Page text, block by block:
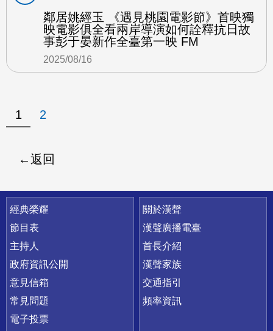
鄰居姚經玉 《遇見桃園電影節》首映獨
映電影俱全看兩岸導演如何詮釋抗日故
事彭于晏新作全臺第一映 FM
2025/08/16
1 2
返回
快速連結
經典榮耀
節目表
主持人
政府資訊公開
意見信箱
常見問題
電子投票
關於漢聲
漢聲廣播電臺
首長介紹
漢聲家族
交通指引
頻率資訊